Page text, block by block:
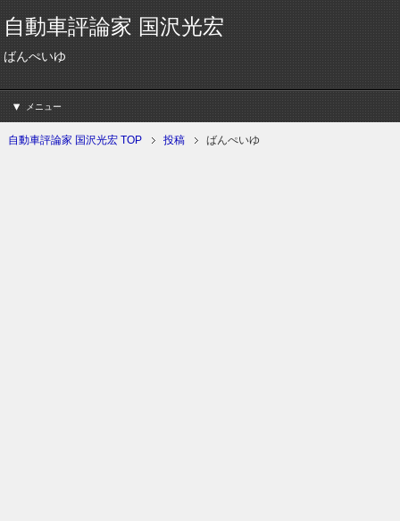
自動車評論家 国沢光宏
ばんぺいゆ
メニュー
自動車評論家 国沢光宏 TOP 投稿 ばんぺいゆ